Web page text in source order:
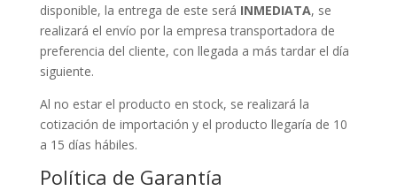
disponible, la entrega de este será INMEDIATA, se
realizará el envío por la empresa transportadora de
preferencia del cliente, con llegada a más tardar el día
siguiente.
Al no estar el producto en stock, se realizará la
cotización de importación y el producto llegaría de 10
a 15 días hábiles.
Política de Garantía